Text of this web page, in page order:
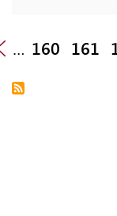
… 160 161